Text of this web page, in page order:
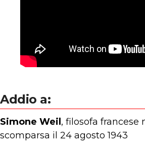
Addio a:
Simone Weil , filosofa francese
scomparsa il 24 agosto 1943